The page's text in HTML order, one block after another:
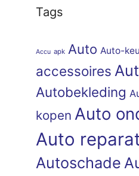
Tags
Accu apk Auto Auto-
accessoires
Autobekleding
kopen Auto
Auto
Autoschade